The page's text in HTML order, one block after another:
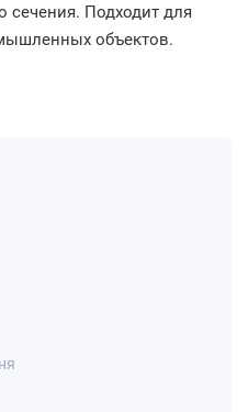
сечения. Подходит для
объектов.